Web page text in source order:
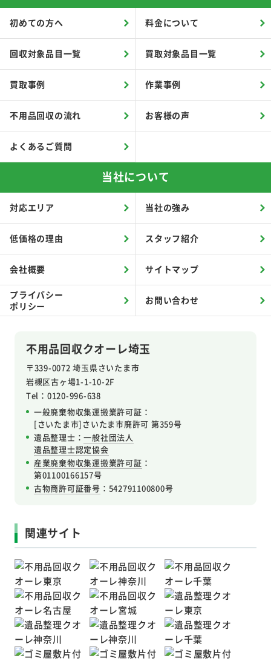
不用品回収クオーレ埼玉
〒339-0072 埼玉県さいたま市
岩槻区古ヶ場1-1-10-2F
Tel：0120-996-638
一般廃棄物収集運搬業許可証：
[さいたま市]さいたま市廃許可 第359号
遺品整理士：一般社団法人
遺品整理士認定協会
産業廃棄物収集運搬業許可証 ：
第01100166157号
古物商許可証番号 ：542791100800号
初めての方へ 料金について
回収対象品目一覧 買取対象品目一覧
買取事例 作業事例
不用品回収の流れ お客様の声
よくあるご質問
当社について
対応エリア 当社の強み
低価格の理由 スタッフ紹介
会社概要 サイトマップ
プライバシー
ポリシー
お問い合わせ
関連サイト